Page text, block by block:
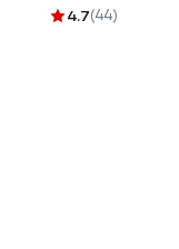
EG1805
4.7(44)